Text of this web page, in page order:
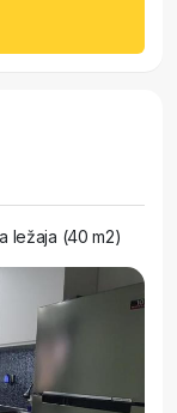
ležaja (40 m2)